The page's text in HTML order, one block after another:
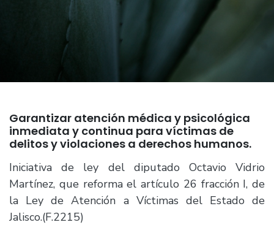
Garantizar atención médica y psicológica
inmediata y continua para víctimas de
delitos y violaciones a derechos humanos.
Iniciativa de ley del diputado Octavio Vidrio
Martínez, que reforma el artículo 26 fracción I, de
la Ley de Atención a Víctimas del Estado de
Jalisco.(F.2215)